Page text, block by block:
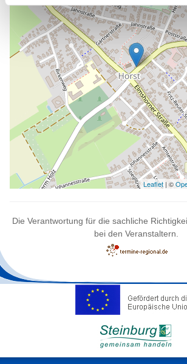
Leaflet | ©
Die Verantwortung für die sachliche
bei den Veranstaltern.